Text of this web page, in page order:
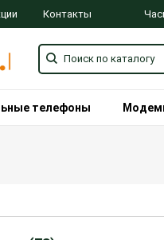
Контакты
телефоны